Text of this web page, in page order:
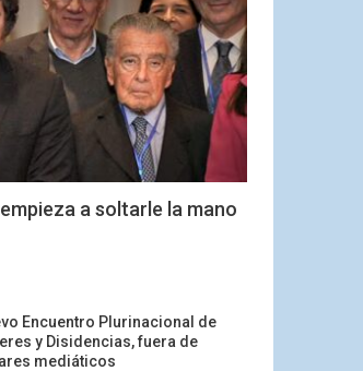
a soltarle la mano
Encuentro Plurinacional de
y Disidencias, fuera de
mediáticos